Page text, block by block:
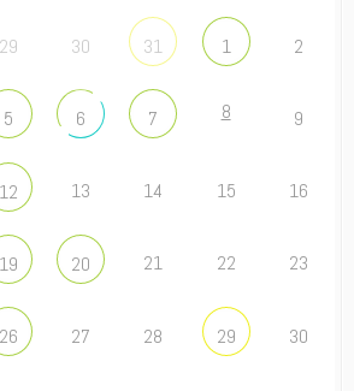
29 30 31 1 2
5 6 7 8 9
12 13 14 15 16
19 20 21 22 23
26 27 28 29 30